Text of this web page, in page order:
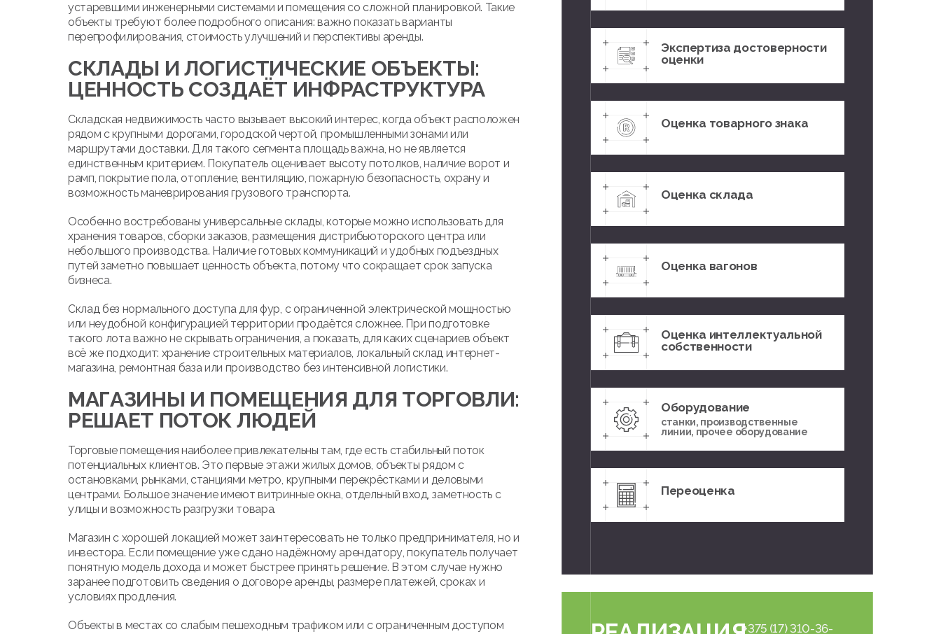
устаревшими инженерными системами и помещения со сложной планировкой. Такие
объекты требуют более подробного описания: важно показать варианты
перепрофилирования, стоимость улучшений и перспективы аренды.
СКЛАДЫ И ЛОГИСТИЧЕСКИЕ ОБЪЕКТЫ:
ЦЕННОСТЬ СОЗДАЁТ ИНФРАСТРУКТУРА
Складская недвижимость часто вызывает высокий интерес, когда объект расположен
рядом с крупными дорогами, городской чертой, промышленными зонами или
маршрутами доставки. Для такого сегмента площадь важна, но не является
единственным критерием. Покупатель оценивает высоту потолков, наличие ворот и
рамп, покрытие пола, отопление, вентиляцию, пожарную безопасность, охрану и
возможность маневрирования грузового транспорта.
Особенно востребованы универсальные склады, которые можно использовать для
хранения товаров, сборки заказов, размещения дистрибьюторского центра или
небольшого производства. Наличие готовых коммуникаций и удобных подъездных
путей заметно повышает ценность объекта, потому что сокращает срок запуска
бизнеса.
Склад без нормального доступа для фур, с ограниченной электрической мощностью
или неудобной конфигурацией территории продаётся сложнее. При подготовке
такого лота важно не скрывать ограничения, а показать, для каких сценариев объект
всё же подходит: хранение строительных материалов, локальный склад интернет-
магазина, ремонтная база или производство без интенсивной логистики.
МАГАЗИНЫ И ПОМЕЩЕНИЯ ДЛЯ ТОРГОВЛИ:
РЕШАЕТ ПОТОК ЛЮДЕЙ
Торговые помещения наиболее привлекательны там, где есть стабильный поток
потенциальных клиентов. Это первые этажи жилых домов, объекты рядом с
остановками, рынками, станциями метро, крупными перекрёстками и деловыми
центрами. Большое значение имеют витринные окна, отдельный вход, заметность с
улицы и возможность разгрузки товара.
Магазин с хорошей локацией может заинтересовать не только предпринимателя, но и
инвестора. Если помещение уже сдано надёжному арендатору, покупатель получает
понятную модель дохода и может быстрее принять решение. В этом случае нужно
заранее подготовить сведения о договоре аренды, размере платежей, сроках и
условиях продления.
Объекты в местах со слабым пешеходным трафиком или с ограниченным доступом
Экспертиза достоверности
оценки
Оценка товарного знака
Оценка склада
Оценка вагонов
Оценка интеллектуальной
собственности
Оборудование
станки, производственные
линии, прочее оборудование
Переоценка
+375 (17) 310-36-